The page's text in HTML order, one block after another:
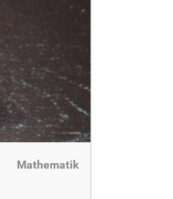
Mathematik